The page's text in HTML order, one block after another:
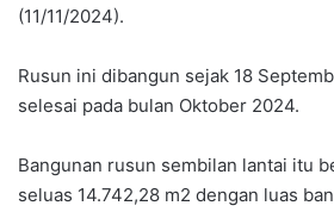
(11/11/2024).
Rusun ini dibangun sejak 18
selesai pada bulan Oktober 2024.
Bangunan rusun sembilan lantai itu
seluas 14.742,28 m2 dengan luas